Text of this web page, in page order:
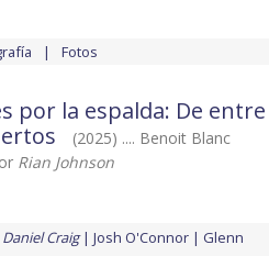
Fotos
por la espalda: De entre
(2025) .... Benoit Blanc
Rian Johnson
Daniel Craig Josh O'Connor
Glenn